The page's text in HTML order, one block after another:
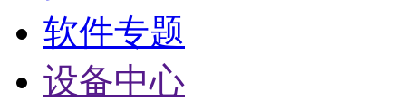
软件专题
设备中心